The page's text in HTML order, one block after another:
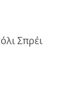
Σπρέι